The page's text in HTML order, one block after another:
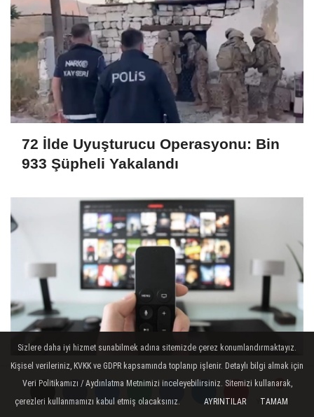
Yorumlar
Yorumlar
Yorumlar
72 İlde Uyuşturucu Operasyonu: Bin
933 Şüpheli Yakalandı
Reklam Kurulu’ndan 2025’in İlk 6
Ayında 141 Milyon TL’lik Cezai
Sizlere daha iyi hizmet sunabilmek adına sitemizde çerez konumlandırmaktayız.
Kişisel verileriniz, KVKK ve GDPR kapsamında toplanıp işlenir. Detaylı bilgi almak için
Veri Politikamızı / Aydınlatma Metnimizi inceleyebilirsiniz. Sitemizi kullanarak,
çerezleri kullanmamızı kabul etmiş olacaksınız.
AYRINTILAR TAMAM